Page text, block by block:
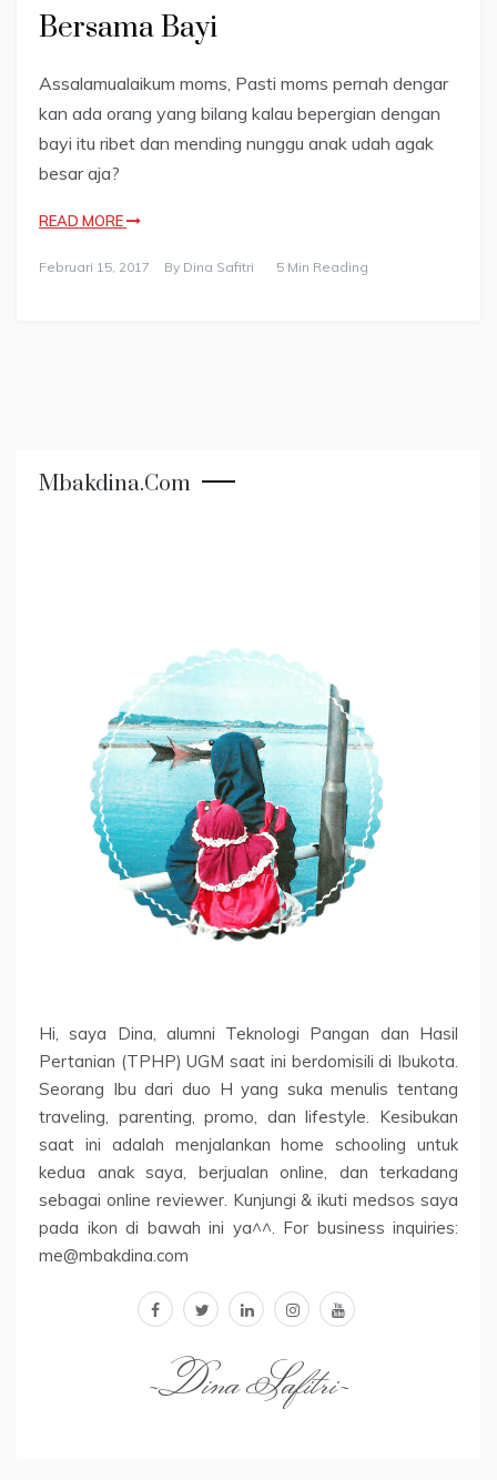
Bersama Bayi
Assalamualaikum moms, Pasti moms pernah dengar
kan ada orang yang bilang kalau bepergian dengan
bayi itu ribet dan mending nunggu anak udah agak
besar aja?
READ MORE
Februari 15, 2017 By Dina Safitri 5 Min Reading
Mbakdina.com
Hi, saya Dina, alumni Teknologi Pangan dan Hasil
Pertanian (TPHP) UGM saat ini berdomisili di Ibukota.
Seorang Ibu dari duo H yang suka menulis tentang
traveling, parenting, promo, dan lifestyle. Kesibukan
saat ini adalah menjalankan home schooling untuk
kedua anak saya, berjualan online, dan terkadang
sebagai online reviewer. Kunjungi & ikuti medsos saya
pada ikon di bawah ini ya^^. For business inquiries:
me@mbakdina.com
facebooktwitterlinkedininstagram
youtube
~Dina Safitri~